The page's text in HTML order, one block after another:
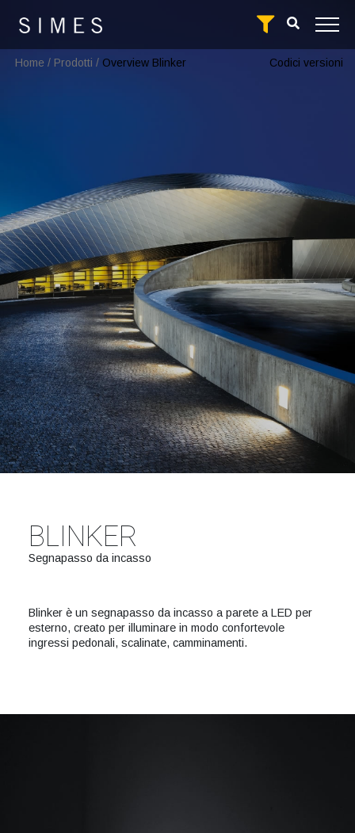
Home / Prodotti / Overview Blinker Codici versioni
BLINKER
Segnapasso da incasso
Blinker è un segnapasso da incasso a parete a LED per
esterno, creato per illuminare in modo confortevole
ingressi pedonali, scalinate, camminamenti.